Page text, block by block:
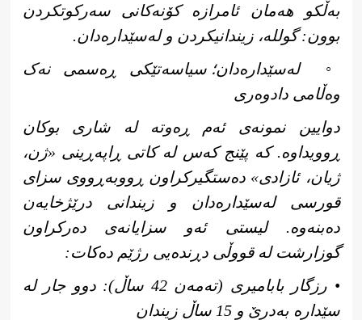
بەڵکو هەمان ئامرازە کۆنەکانی سەرکوتکردن
بوون: گوللە، زیندانیکردن و لەسێدارەدان.
◦
لەسێدارەدان؛ سیاسەتێکی ڕەسمی نەک
وەڵامی دادوەری
دوایین نمونەی ئەم ڕەوتە لە شاری بوکان
ڕوویداوە. کە پێنج کەس لە کاتی ڕاپەڕینی «ژن،
ژیان، ئازادی» دەستگیرکراون ڕووبەڕووی سزای
قورسی لەسێدارەدان و زیندانی درێژخایەن
دەبنەوە. لیستی ئەو سزایانەی دەرکراون
گوزارشت لە قووڵی دڕندەیی رژێم دەکات:
• رزگار بابامیری (تەمەن 42 ساڵ): دوو جار لە
سێدارە بەدرێ و 15 ساڵ زیندان